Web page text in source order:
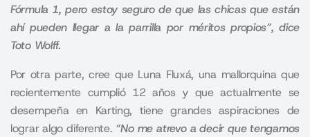
Fórmula 1, pero estoy seguro de que las chicas que están
ahí pueden llegar a la parrilla por méritos propios”, dice
Toto Wolff.
Por otra parte, cree que Luna Fluxá, una mallorquina que
recientemente cumplió 12 años y que actualmente se
desempeña en Karting, tiene grandes aspiraciones de
lograr algo diferente. “No me atrevo a decir que tengamos